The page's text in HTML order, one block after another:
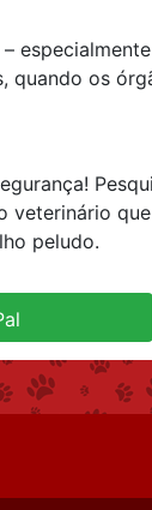
quando os
veterinário
peludo.